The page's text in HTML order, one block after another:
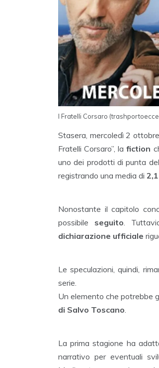
I Fratelli Corsaro
Stasera, mercoledì 2
Fratelli Corsaro”, lafiction
uno dei prodotti di punta
registrando una media di
Nonostante il capitolo
possibile seguito.
dichiarazione ufficiale
Le speculazioni, quindi,
serie.
Un elemento che potrebbe
di Salvo Toscano.
La prima stagione ha
narrativo per eventuali